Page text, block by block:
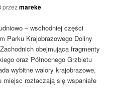
przezmareke
– wschodniej części
Parku Krajobrazowego Doliny
obejmująca fragmenty
oraz Północnego Grzbietu
wybitne walory krajobrazowe,
roztaczają się wspaniałe